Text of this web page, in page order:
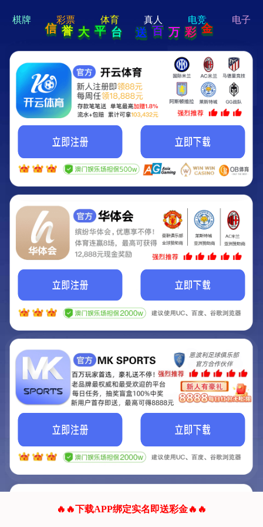
hi 💗
Hey Guys!
我们即将上线啦...
我们的网站正在建设.
它将是非常棒的网站.
联系我们!